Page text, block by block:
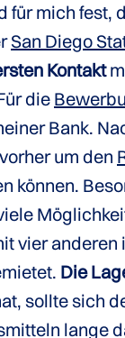
mich fest,
San Diego
Kontakt
die
Bank.
um den
können.
vier
Die
sollte sich
lange